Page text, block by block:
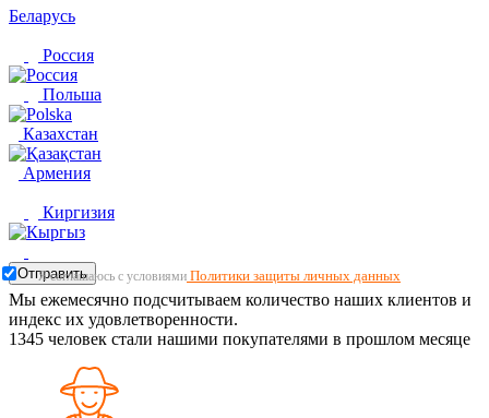
Беларусь
Россия
Польша
Казахстан
Армения
Киргизия
Отправить
Я соглашаюсь с условиями Политики защиты личных данных
Мы ежемесячно подсчитываем количество наших клиентов и
индекс их удовлетворенности.
1345 человек стали нашими покупателями в прошлом месяце